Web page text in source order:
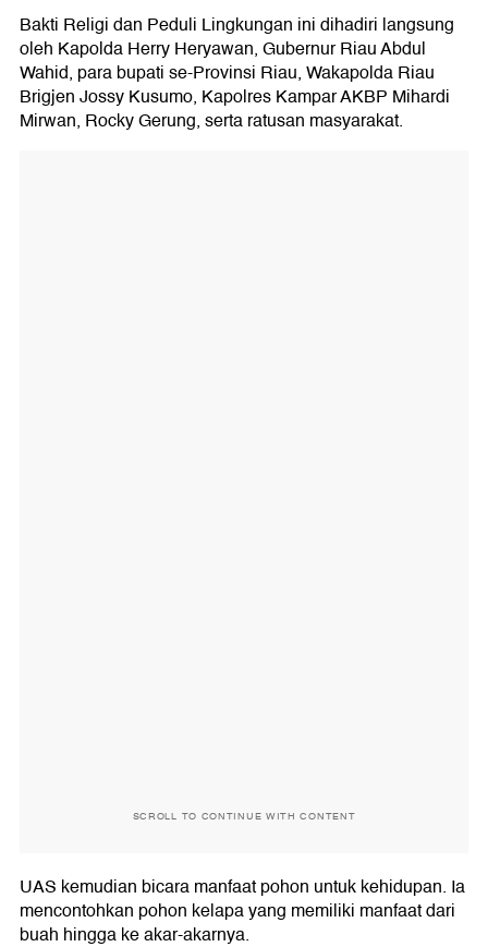
Bakti Religi dan Peduli Lingkungan ini dihadiri langsung
oleh Kapolda Herry Heryawan, Gubernur Riau Abdul
Wahid, para bupati se-Provinsi Riau, Wakapolda Riau
Brigjen Jossy Kusumo, Kapolres Kampar AKBP Mihardi
Mirwan, Rocky Gerung, serta ratusan masyarakat.
SCROLL TO CONTINUE WITH CONTENT
UAS kemudian bicara manfaat pohon untuk kehidupan. Ia
mencontohkan pohon kelapa yang memiliki manfaat dari
buah hingga ke akar-akarnya.